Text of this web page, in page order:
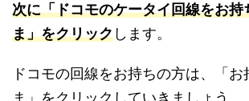
次に「ドコモのケータイ回線をお持
ま」をクリックします。
ドコモの回線をお持ちの方は、「お